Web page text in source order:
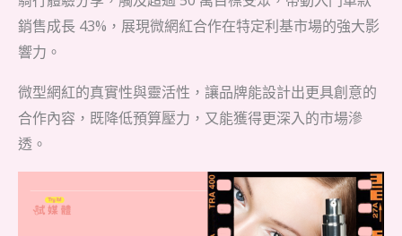
銷售成長 43%，展現微網紅合作在特定利基市場的強大影
響力。
微型網紅的真實性與靈活性，讓品牌能設計出更具創意的
合作內容，既降低預算壓力，又能獲得更深入的市場滲
透。